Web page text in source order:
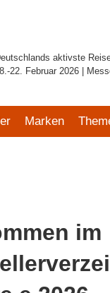
aktivste
22. Februar 2026 |
Marken
im